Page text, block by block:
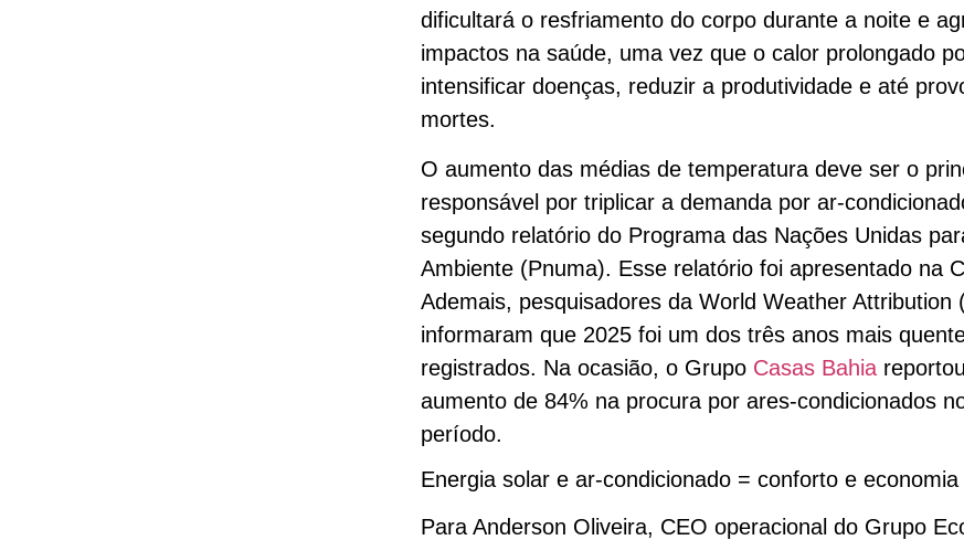
dificultará o resfriamento do corpo durante a noite e
impactos na saúde, uma vez que o calor prolongado
intensificar doenças, reduzir a produtividade e até
mortes.
O aumento das médias de temperatura deve ser o
responsável por triplicar a demanda por ar-
segundo relatório do Programa das Nações Unidas
Ambiente (Pnuma). Esse relatório foi apresentado na
Ademais, pesquisadores da World Weather Attribution
informaram que 2025 foi um dos três anos mais
registrados. Na ocasião, o Grupo Casas Bahia
aumento de 84% na procura por ares-condicionados
período.
Energia solar e ar-condicionado = conforto e economia
Para Anderson Oliveira, CEO operacional do Grupo